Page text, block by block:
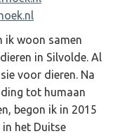
ik woon samen
in Silvolde. Al
voor dieren. Na
tot humaan
begon ik in 2015
het Duitse